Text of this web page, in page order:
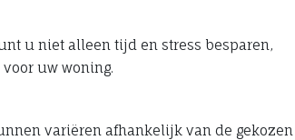
u niet alleen tijd en stress besparen,
uw woning.
variëren afhankelijk van de gekozen